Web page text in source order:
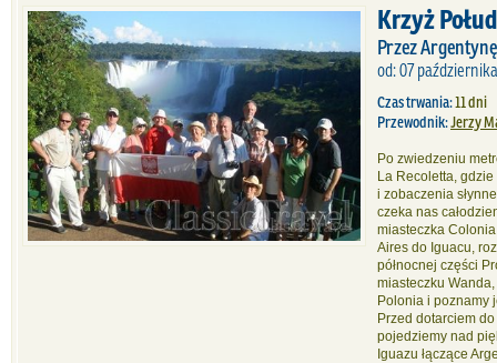
Krzyż
Przez
od: 07
Czas trwania:11 dni
Przewodnik:Jerzy
Po zwiedzeniu
La Recoletta,
i zobaczenia
czeka nas
miasteczka
Aires do Iguacu,
północnej części
miasteczku
Polonia i poznamy
Przed dotarciem
pojedziemy nad
Iguazu łączące